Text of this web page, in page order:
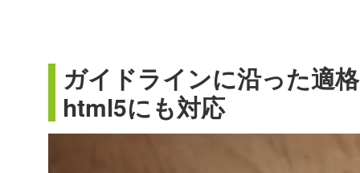
ガイドラインに沿った適
html5にも対応